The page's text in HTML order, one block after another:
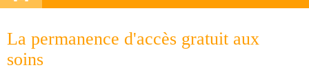
La permanence d'accès gratuit aux
soins